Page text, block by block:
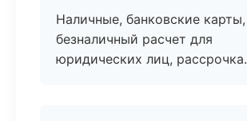
Наличные, банковские карты,
безналичный расчет для
юридических лиц, рассрочка.